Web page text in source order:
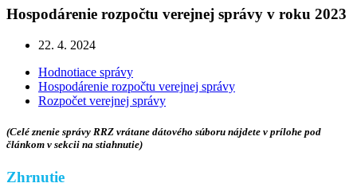
Hospodárenie rozpočtu verejnej správy v roku 2023
22. 4. 2024
Hodnotiace správy
Hospodárenie rozpočtu verejnej správy
Rozpočet verejnej správy
(Celé znenie správy RRZ vrátane dátového súboru nájdete v prílohe pod
článkom v sekcii na stiahnutie)
Zhrnutie